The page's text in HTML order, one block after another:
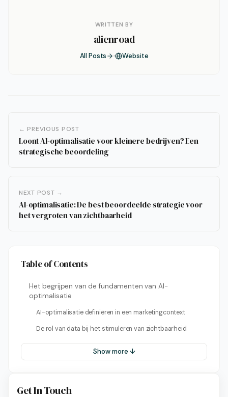
WRITTEN BY
alienroad
All Posts Website
← PREVIOUS POST
Loont AI-optimalisatie voor kleinere bedrijven? Een
strategische beoordeling
NEXT POST →
AI-optimalisatie: De best beoordeelde strategie voor
het vergroten van zichtbaarheid
Table of Contents
Het begrijpen van de fundamenten van AI-
optimalisatie
AI-optimalisatie definiëren in een marketingcontext
De rol van data bij het stimuleren van zichtbaarheid
Show more ↓
Get In Touch